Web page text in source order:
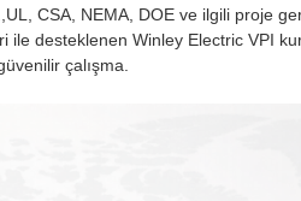
CSA, NEMA, DOE ve ilgili proje
desteklenen Winley Electric VPI
çalışma.